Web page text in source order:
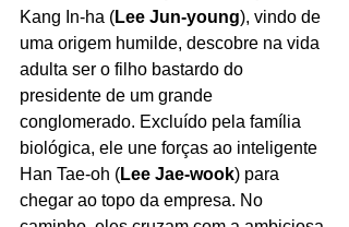
Kang In-ha (Lee Jun-young), vindo de
uma origem humilde, descobre na vida
adulta ser o filho bastardo do
presidente de um grande
conglomerado. Excluído pela família
biológica, ele une forças ao inteligente
Han Tae-oh (Lee Jae-wook) para
chegar ao topo da empresa. No